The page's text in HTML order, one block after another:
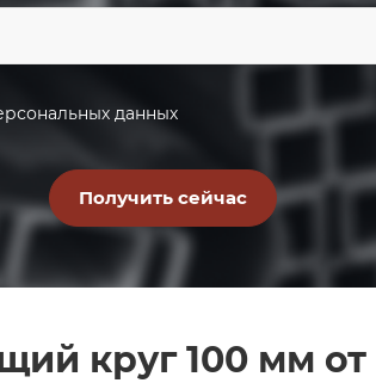
данных
круг 100 мм